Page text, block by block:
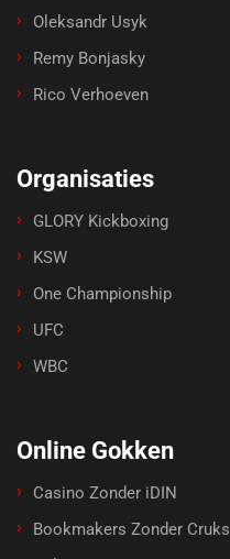
Oleksandr Usyk
Remy Bonjasky
Rico Verhoeven
Organisaties
GLORY Kickboxing
KSW
One Championship
UFC
WBC
Online Gokken
Casino Zonder iDIN
Bookmakers Zonder Cruks